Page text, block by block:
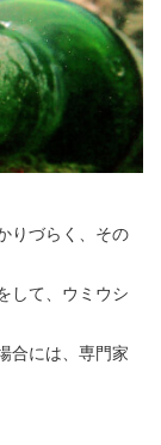
りづらく、その
して、ウミウシ
合には、専門家